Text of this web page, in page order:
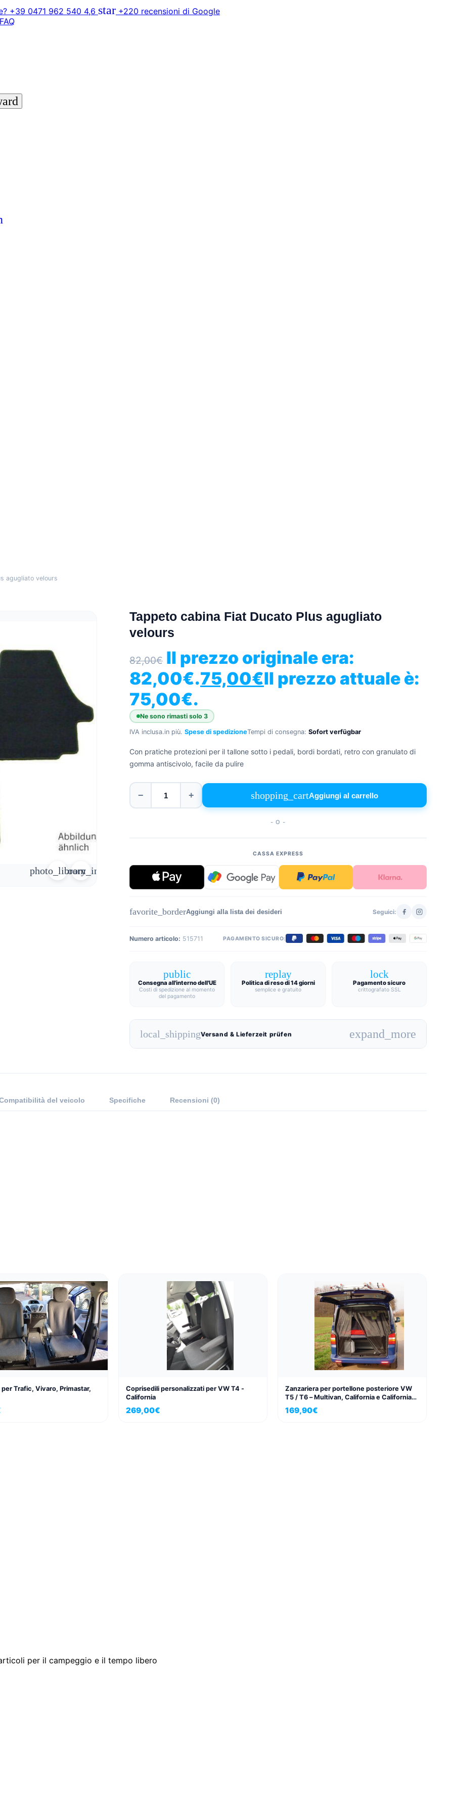
+39 0471 962 540 4,6 star +220 recensioni di Google
FAQ
agugliato velours
zoom_in
photo_library
Tappeto cabina Fiat Ducato Plus agugliato
velours
82,00€ Il prezzo originale era:
82,00€.75,00€Il prezzo attuale è:
75,00€.
Ne sono rimasti solo 3
IVA inclusa.in più. Spese di spedizioneTempi di consegna: Sofort verfügbar
Con pratiche protezioni per il tallone sotto i pedali, bordi bordati, retro con granulato di
gomma antiscivolo, facile da pulire
− + shopping_cartAggiungi al carrello
- O -
CASSA EXPRESS
favorite_borderAggiungi alla lista dei desideri Seguici:
Numero articolo: 515711 PAGAMENTO SICURO:
public
Consegna all'interno dell'UE
Costi di spedizione al momento
del pagamento
replay
Politica di reso di 14 giorni
semplice e gratuito
lock
Pagamento sicuro
crittografato SSL
local_shippingVersand & Lieferzeit prüfen expand_more
del veicolo Specifiche Recensioni (0)
Trafic, Vivaro, Primastar,
Coprisedili personalizzati per VW T4 -
California
269,00€
Zanzariera per portellone posteriore VW
T5 / T6 – Multivan, California e California
Beach
169,90€
per il campeggio e il tempo libero